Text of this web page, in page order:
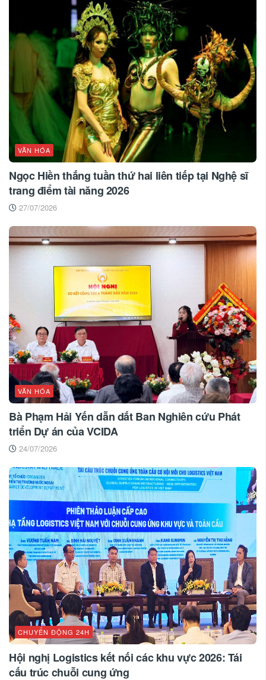
VĂN HÓA
Ngọc Hiền thắng tuần thứ hai liên tiếp tại Nghệ sĩ
trang điểm tài năng 2026
27/07/2026
VĂN HÓA
Bà Phạm Hải Yến dẫn dắt Ban Nghiên cứu Phát
triển Dự án của VCIDA
24/07/2026
CHUYỂN ĐỘNG 24H
Hội nghị Logistics kết nối các khu vực 2026: Tái
cấu trúc chuỗi cung ứng